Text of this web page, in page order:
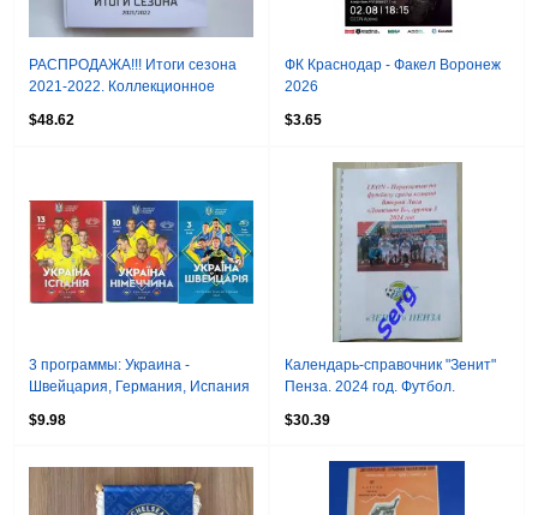
РАСПРОДАЖА!!! Итоги сезона
2021-2022. Коллекционное
$48.62
ФК Краснодар - Факел Воронеж
2026
$3.65
3 программы: Украина -
Швейцария, Германия, Испания
$9.98
Календарь-справочник "Зенит"
Пенза. 2024 год. Футбол.
$30.39